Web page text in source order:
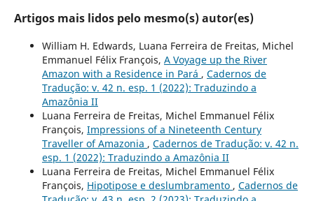
Artigos mais lidos pelo mesmo(s) autor(es)
William H. Edwards, Luana Ferreira de Freitas, Michel
Emmanuel Félix François, A Voyage up the River
Amazon with a Residence in Pará , Cadernos de
Tradução: v. 42 n. esp. 1 (2022): Traduzindo a
Amazônia II
Luana Ferreira de Freitas, Michel Emmanuel Félix
François, Impressions of a Nineteenth Century
Traveller of Amazonia , Cadernos de Tradução: v. 42 n.
esp. 1 (2022): Traduzindo a Amazônia II
Luana Ferreira de Freitas, Michel Emmanuel Félix
François, Hipotipose e deslumbramento , Cadernos de